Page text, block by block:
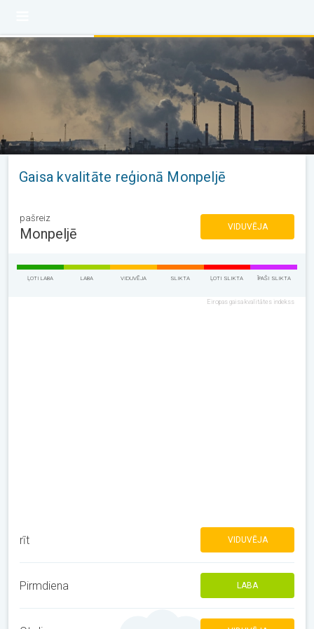
Gaisa kvalitāte reģionā Monpeljē
pašreiz
Monpeljē VIDUVĒJA
ĻOTI LABA LABA VIDUVĒJA SLIKTA ĻOTI SLIKTA ĪPAŠI SLIKTA
Eiropas gaisa kvalitātes indekss
rīt VIDUVĒJA
Pirmdiena LABA